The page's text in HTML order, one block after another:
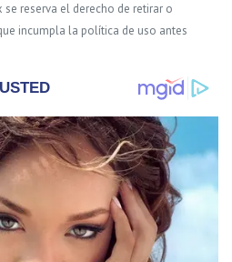
reserva el derecho de retirar o
incumpla la política de uso antes